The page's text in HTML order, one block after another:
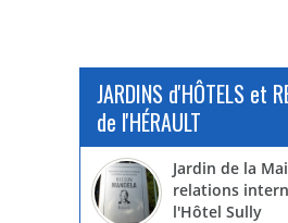
JARDINS d'HÔTELS et
de l'HÉRAULT
Jardin de la
relations
l'Hôtel Sully